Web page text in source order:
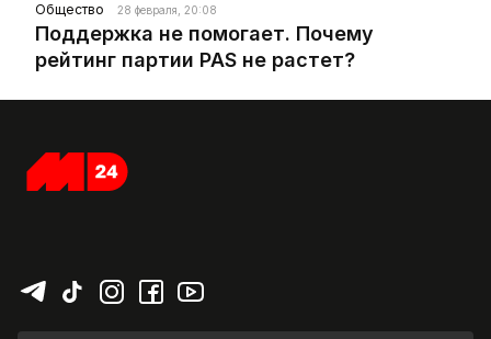
Общество 28 февраля, 20:08
Поддержка не помогает. Почему
рейтинг партии PAS не растет?